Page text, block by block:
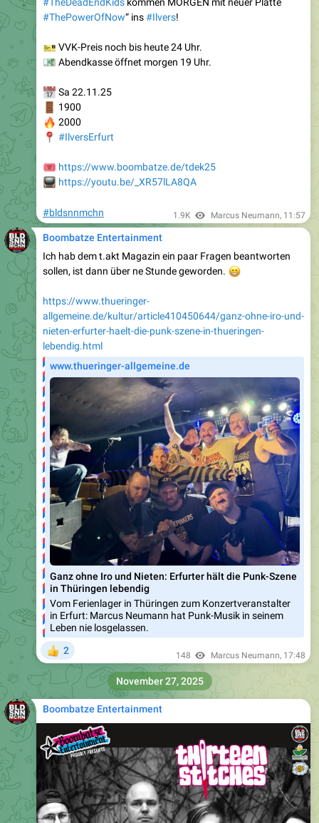
#TheDeadEndKids kommen MORGEN mit neuer Platte
#ThePowerOfNow“ ins#Ilvers!
VVK-Preis noch bis heute 24 Uhr.
Abendkasse öffnet morgen 19 Uhr.
Sa 22.11.25
1900
2000
#IlversErfurt
https://www.boombatze.de/tdek25
https://youtu.be/_XR57lLA8QA
#bldsnnmchn 1.9K Marcus Neumann, 11:57
Boombatze Entertainment
Ich hab dem t.akt Magazin ein paar Fragen beantworten
sollen, ist dann über ne Stunde geworden.
😁
https://www.thueringer-
allgemeine.de/kultur/article410450644/ganz-ohne-iro-und-
nieten-erfurter-haelt-die-punk-szene-in-thueringen-
lebendig.html
www.thueringer-allgemeine.de
Ganz ohne Iro und Nieten: Erfurter hält die Punk-Szene
in Thüringen lebendig
Vom Ferienlager in Thüringen zum Konzertveranstalter
in Erfurt: Marcus Neumann hat Punk-Musik in seinem
Leben nie losgelassen.
2 148 Marcus Neumann, 17:48
Boombatze Entertainment
November 27, 2025